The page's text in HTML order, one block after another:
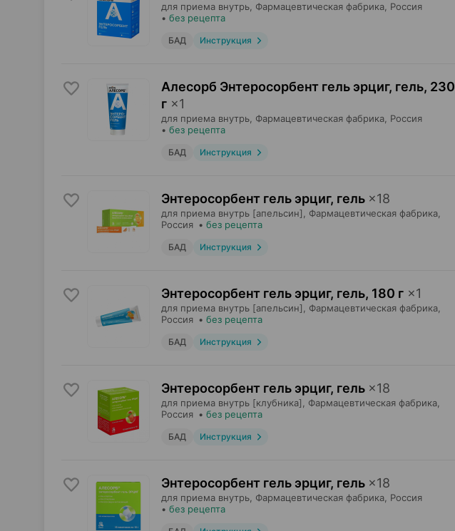
для приема внутрь, Фармацевтическая фабрика , Россия
• без рецепта
БАД Инструкция
Алесорб Энтеросорбент гель эрциг, гель, 230
г ×1
для приема внутрь, Фармацевтическая фабрика , Россия
• без рецепта
БАД Инструкция
Энтеросорбент гель эрциг, гель ×18
для приема внутрь [апельсин], Фармацевтическая фабрика
Россия • без рецепта
БАД Инструкция
Энтеросорбент гель эрциг, гель, 180 г ×1
для приема внутрь [апельсин], Фармацевтическая фабрика
Россия • без рецепта
БАД Инструкция
Энтеросорбент гель эрциг, гель ×18
для приема внутрь [клубника], Фармацевтическая фабрика
Россия • без рецепта
БАД Инструкция
Энтеросорбент гель эрциг, гель ×18
для приема внутрь, Фармацевтическая фабрика , Россия
• без рецепта